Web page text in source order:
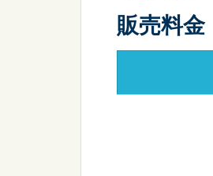
販売料金